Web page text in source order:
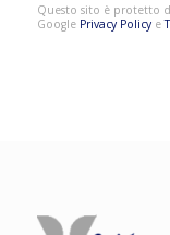
Questo sito è protetto
Google Privacy Policye